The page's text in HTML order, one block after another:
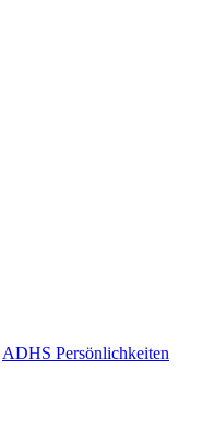
ADHS Persönlichkeiten